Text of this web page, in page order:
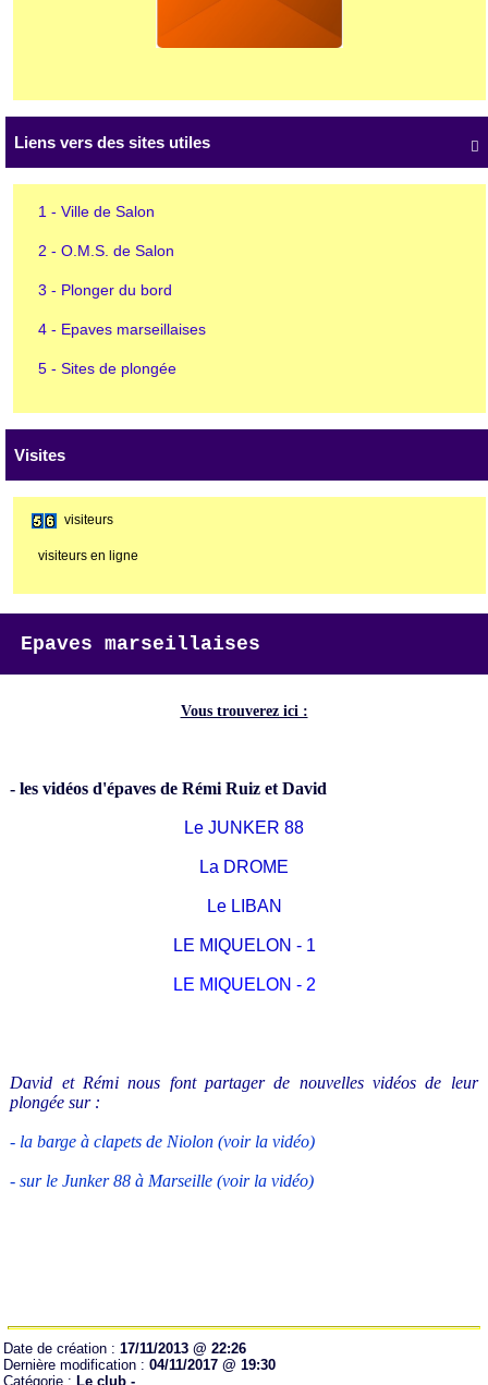

Liens vers des sites utiles
1 - Ville de Salon
2 - O.M.S. de Salon
3 - Plonger du bord
4 - Epaves marseillaises
5 - Sites de plongée
Visites
visiteurs
visiteurs en ligne
Epaves marseillaises
Vous trouverez ici :
- les vidéos d'épaves de Rémi Ruiz et David
Le JUNKER 88
La DROME
Le LIBAN
LE MIQUELON - 1
LE MIQUELON - 2
David et Rémi nous font partager de nouvelles vidéos de leur
plongée sur :
- la barge à clapets de Niolon (voir la vidéo)
- sur le Junker 88 à Marseille (voir la vidéo)
Date de création :17/11/2013 @ 22:26
Dernière modification :04/11/2017 @ 19:30
Catégorie :Le club -